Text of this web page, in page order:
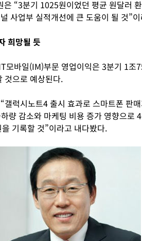
은 “3분기 1025원이었던 평균 원달러
사업부 실적개선에 큰 도움이 될 것”
희망될 듯
모바일(IM)부문 영업이익은 3분기 1조
것으로 예상된다.
갤럭시노트4 출시 효과로 스마트폰 판
량 감소와 마케팅 비용 증가 영향으로
기록할 것”이라고 내다봤다.